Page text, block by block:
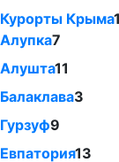
Курорты Крыма
Алупка7
Алушта11
Балаклава3
Гурзуф9
Евпатория13